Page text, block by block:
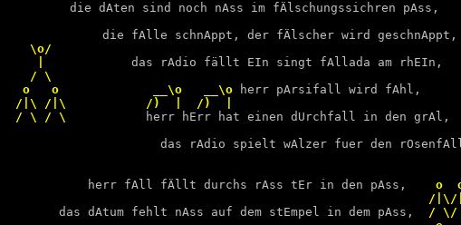
die dAten sind noch nAss im fÄlschungssichren
            die fAlle schnAppt, der fÄlscher wird geschnAppt,
das rAdio fällt EIn singt fAllada am rhEIn,
/
   o   o             __\o   __\o
herr pArsifall wird fAhl,
/|\ /|\           /)  |  /
  / \ / \
herr hErr hat einen dUrchfall in
das rAdio spielt wAlzer fuer den
          herr fAll fÄllt durchs rAss tEr in den pAss,
o
/|\/
das dAtum fehlt nAss auf dem stEmpel in dem pAss,
/ \/